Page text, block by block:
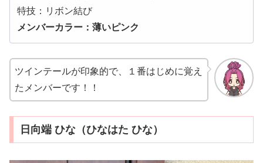
特技：リボン結び
メンバーカラー：薄いピンク
ツインテールが印象的で、１番はじめに覚え
たメンバーです！！
日向端 ひな（ひなはた ひな）